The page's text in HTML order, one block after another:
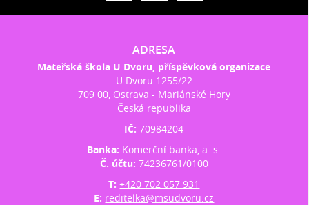
ADRESA
Mateřská škola U Dvoru, příspěvková organizace
U Dvoru 1255/22
709 00, Ostrava - Mariánské Hory
Česká republika
IČ:70984204
Banka: Komerční banka, a. s.
Č. účtu: 74236761/0100
T:+420 702 057 931
E: reditelka@msudvoru.cz